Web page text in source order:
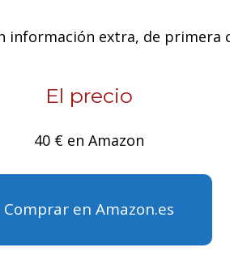
información extra, de primera
El precio
40 € en Amazon
Comprar en Amazon.es